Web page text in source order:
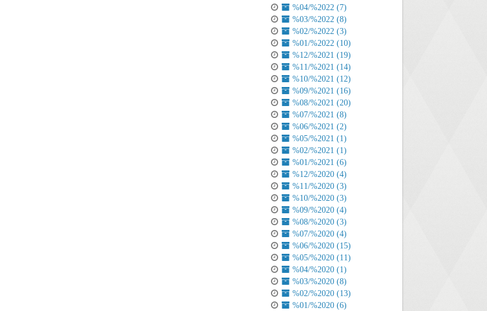
%04/%2022 (7)
%03/%2022 (8)
%02/%2022 (3)
%01/%2022 (10)
%12/%2021 (19)
%11/%2021 (14)
%10/%2021 (12)
%09/%2021 (16)
%08/%2021 (20)
%07/%2021 (8)
%06/%2021 (2)
%05/%2021 (1)
%02/%2021 (1)
%01/%2021 (6)
%12/%2020 (4)
%11/%2020 (3)
%10/%2020 (3)
%09/%2020 (4)
%08/%2020 (3)
%07/%2020 (4)
%06/%2020 (15)
%05/%2020 (11)
%04/%2020 (1)
%03/%2020 (8)
%02/%2020 (13)
%01/%2020 (6)